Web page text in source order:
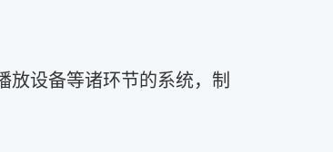
设备等诸环节的系统，制